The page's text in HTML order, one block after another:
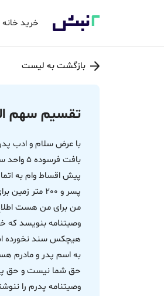
خرید خانه
بازگشت به لیست
تقسیم سهم
من برای من هست
وصیتنامه بنویسد که
هیچکس سند نخورده
به اسم پدر و مادرم